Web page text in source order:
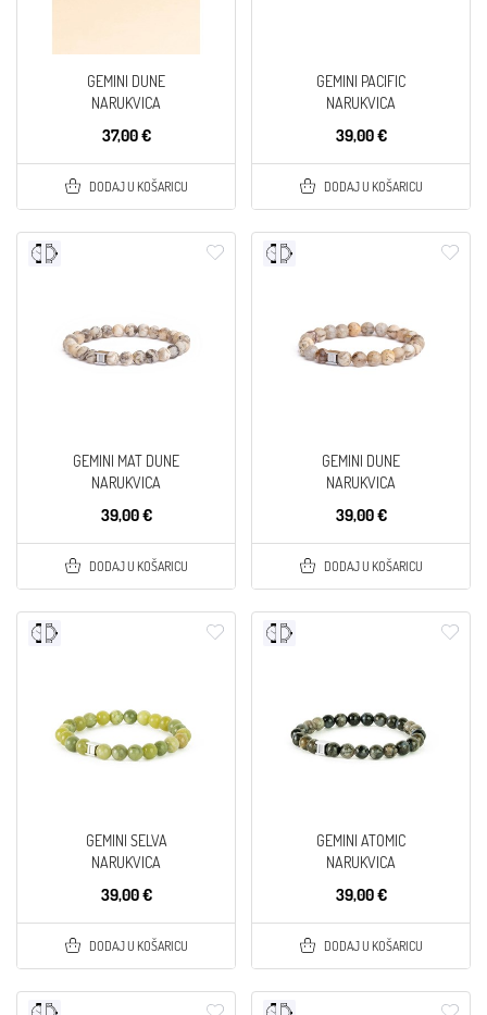
GEMINI DUNE
NARUKVICA
37,00 €
DODAJ U KOŠARICU
GEMINI PACIFIC
NARUKVICA
39,00 €
DODAJ U KOŠARICU
GEMINI MAT DUNE
NARUKVICA
39,00 €
DODAJ U KOŠARICU
GEMINI DUNE
NARUKVICA
39,00 €
DODAJ U KOŠARICU
GEMINI SELVA
NARUKVICA
39,00 €
DODAJ U KOŠARICU
GEMINI ATOMIC
NARUKVICA
39,00 €
DODAJ U KOŠARICU